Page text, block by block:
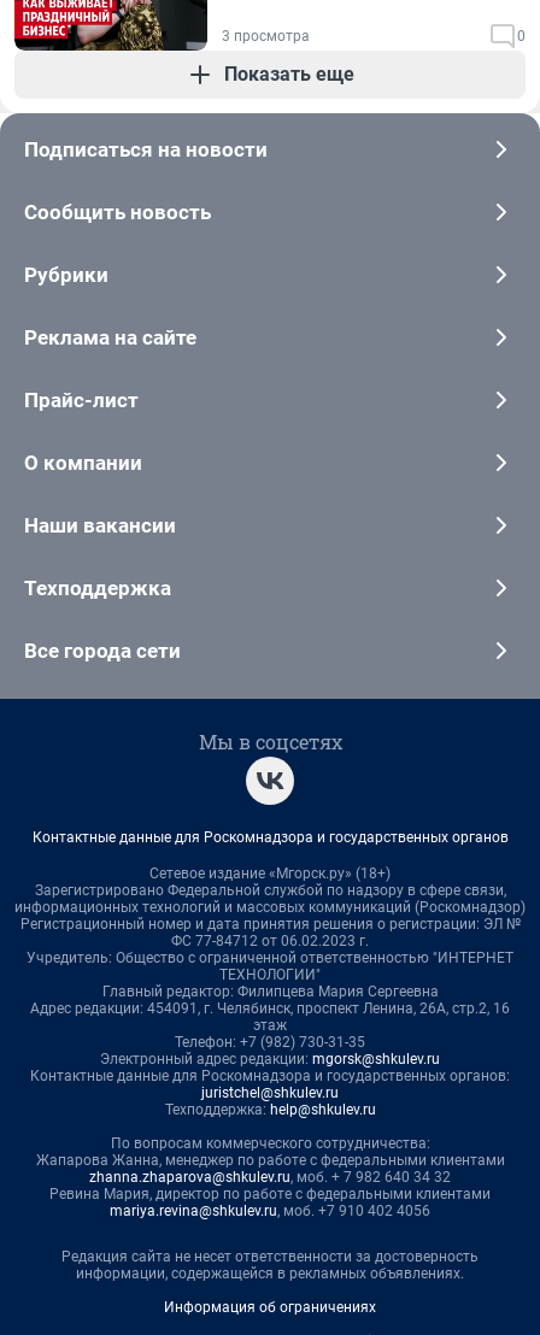
3 просмотра 0
Показать еще
Подписаться на новости
Сообщить новость
Рубрики
Реклама на сайте
Прайс-лист
О компании
Наши вакансии
Техподдержка
Все города сети
Мы в соцсетях
Контактные данные для Роскомнадзора и государственных органов
Сетевое издание «Мгорск.ру» (18+)
Зарегистрировано Федеральной службой по надзору в сфере связи,
информационных технологий и массовых коммуникаций (Роскомнадзор)
Регистрационный номер и дата принятия решения о регистрации: ЭЛ №
ФС 77-84712 от 06.02.2023 г.
Учредитель: Общество с ограниченной ответственностью "ИНТЕРНЕТ
ТЕХНОЛОГИИ"
Главный редактор: Филипцева Мария Сергеевна
Адрес редакции: 454091, г. Челябинск, проспект Ленина, 26А, стр.2, 16
этаж
Телефон: +7 (982) 730-31-35
Электронный адрес редакции: mgorsk@shkulev.ru
Контактные данные для Роскомнадзора и государственных органов:
juristchel@shkulev.ru
Техподдержка: help@shkulev.ru
По вопросам коммерческого сотрудничества:
Жапарова Жанна, менеджер по работе с федеральными клиентами
zhanna.zhaparova@shkulev.ru, моб. + 7 982 640 34 32
Ревина Мария, директор по работе с федеральными клиентами
mariya.revina@shkulev.ru, моб. +7 910 402 4056
Редакция сайта не несет ответственности за достоверность
информации, содержащейся в рекламных объявлениях.
Информация об ограничениях